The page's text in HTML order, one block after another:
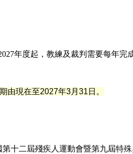
年度起，教練及裁判需要每年完
由現在至2027年3月31日。
十二屆殘疾人運動會暨第九屆特